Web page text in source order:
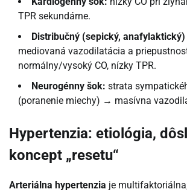
TPR sekundárne.
Distribučný (sepický,
mediovaná vazodilatácia a
normálny/vysoký CO, nízky TPR.
Neurogénny šok: strata
(poranenie miechy) → masívna
Hypertenzia: etiológia,
koncept „resetu“
Arteriálna hypertenzia je